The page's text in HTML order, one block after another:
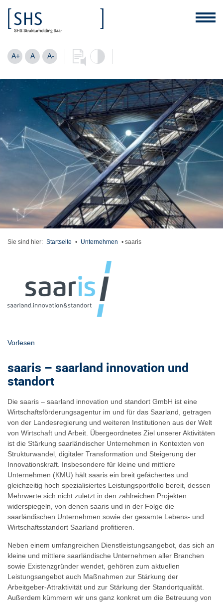
A+ A A-
Sie sind hier: Startseite • Unternehmen • saaris
Vorlesen
saaris – saarland innovation und
standort
Die saaris – saarland innovation und standort GmbH ist eine
Wirtschaftsförderungsagentur im und für das Saarland, getragen
von der Landesregierung und weiteren Institutionen aus der Welt
von Wirtschaft und Arbeit. Übergeordnetes Ziel unserer Aktivitäten
ist die Stärkung saarländischer Unternehmen in Kontexten von
Strukturwandel, digitaler Transformation und Steigerung der
Innovationskraft. Insbesondere für kleine und mittlere
Unternehmen (KMU) hält saaris ein breit gefächertes und
gleichzeitig hoch spezialisiertes Leistungsportfolio bereit, dessen
Mehrwerte sich nicht zuletzt in den zahlreichen Projekten
widerspiegeln, von denen saaris und in der Folge die
saarländischen Unternehmen sowie der gesamte Lebens- und
Wirtschaftsstandort Saarland profitieren.
Neben einem umfangreichen Dienstleistungsangebot, das sich an
kleine und mittlere saarländische Unternehmen aller Branchen
sowie Existenzgründer wendet, gehören zum aktuellen
Leistungsangebot auch Maßnahmen zur Stärkung der
Arbeitgeber-Attraktivität und zur Stärkung der Standortqualität.
Außerdem kümmern wir uns ganz konkret um die Betreuung von